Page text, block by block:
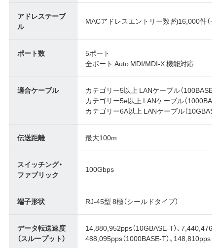
アドレステーブ
ル
MACアドレスエントリー数 約16,000件（セ
ポート数
5ポート
全ポート Auto MDI/MDI-X 機能対応
適合ケーブル
カテゴリー5以上 LANケーブル（100BASE-
カテゴリー5e以上 LANケーブル（
カテゴリー6A以上 LANケーブル（10GBASE-
伝送距離 最大100m
スイッチング・
ファブリック
100Gbps
端子形状 RJ-45型 8極（シールドタイプ）
データ転送速度
（スループット）
14,880,952pps（10GBASE-T）、
488,095pps（1000BASE-T）、148,810pps（